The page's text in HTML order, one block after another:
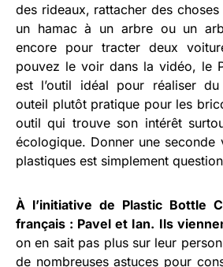
des rideaux, rattacher des
un hamac à un arbre ou un
encore pour tracter deux
pouvez le voir dans la vidéo, le
est l’outil idéal pour réaliser
outeil plutôt pratique pour les
outil qui trouve son intérêt
écologique. Donner une seconde
plastiques est simplement
À l’initiative de Plastic Bottle
français : Pavel et Ian. Ils
on en sait pas plus sur leur
de nombreuses astuces pour